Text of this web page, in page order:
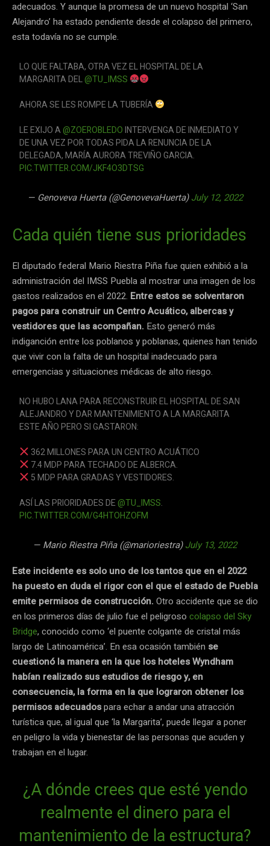
adecuados. Y aunque la promesa de un nuevo hospital ‘San
Alejandro’ ha estado pendiente desde el colapso del primero,
esta todavía no se cumple.
LO QUE FALTABA, OTRA VEZ EL HOSPITAL DE LA
MARGARITA DEL@TU_IMSS
AHORA SE LES ROMPE LA TUBERÍA
LE EXIJO A@ZOEROBLEDOINTERVENGA DE INMEDIATO Y
DE UNA VEZ POR TODAS PIDA LA RENUNCIA DE LA
DELEGADA, MARÍA AURORA TREVIÑO GARCIA.
PIC.TWITTER.COM/JKF4O3DTSG
— Genoveva Huerta (@GenovevaHuerta)July 12, 2022
Cada quién tiene sus prioridades
El diputado federal Mario Riestra Piña fue quien exhibió a la
administración del IMSS Puebla al mostrar una imagen de los
gastos realizados en el 2022. Entre estos se solventaron
pagos para construir un Centro Acuático, albercas y
vestidores que las acompañan. Esto generó más
indiganción entre los poblanos y poblanas, quienes han tenido
que vivir con la falta de un hospital inadecuado para
emergencias y situaciones médicas de alto riesgo.
NO HUBO LANA PARA RECONSTRUIR EL HOSPITAL DE SAN
ALEJANDRO Y DAR MANTENIMIENTO A LA MARGARITA
ESTE AÑO PERO SI GASTARON:
362 MILLONES PARA UN CENTRO ACUÁTICO
7.4 MDP PARA TECHADO DE ALBERCA.
5 MDP PARA GRADAS Y VESTIDORES.
ASÍ LAS PRIORIDADES DE@TU_IMSS.
PIC.TWITTER.COM/G4HTOHZOFM
— Mario Riestra Piña (@marioriestra)July 13, 2022
Este incidente es solo uno de los tantos que en el 2022
ha puesto en duda el rigor con el que el estado de Puebla
emite permisos de construcción. Otro accidente que se dio
en los primeros días de julio fue el peligroso colapso del Sky
Bridge, conocido como ‘el puente colgante de cristal más
largo de Latinoamérica’. En esa ocasión también se
cuestionó la manera en la que los hoteles Wyndham
habían realizado sus estudios de riesgo y, en
consecuencia, la forma en la que lograron obtener los
permisos adecuadospara echar a andar una atracción
turística que, al igual que ‘la Margarita’, puede llegar a poner
en peligro la vida y bienestar de las personas que acuden y
trabajan en el lugar.
¿A dónde crees que esté yendo
realmente el dinero para el
mantenimiento de la estructura?